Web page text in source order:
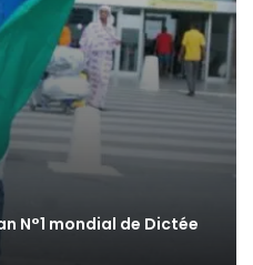
N°1 mondial de Dictée